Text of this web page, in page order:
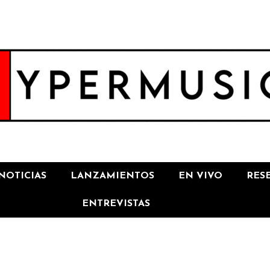
LANZAMIENTOS EN VIVO
ENTREVISTAS